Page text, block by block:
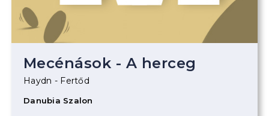
Mecénások - A herceg
Haydn - Fertőd
Danubia Szalon